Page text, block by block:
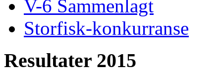
V-6 Sammenlagt
Storfisk-konkurranse
Resultater 2015